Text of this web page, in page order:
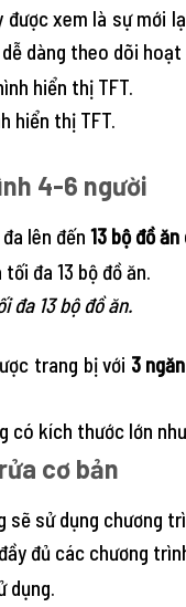
được xem là sự
dàng theo dõi
hiển thị TFT.
4-6 người
lên đến 13 bộ đồ
đa 13 bộ đồ ăn.
trang bị với 3
có kích thước lớn
cơ bản
sử dụng chương
đủ các chương